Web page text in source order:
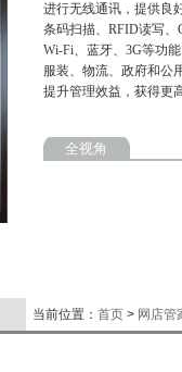
软件产品
快
进行无线通讯，提供良
条码扫描、RFID读写、
Wi-Fi、蓝牙、3G等功
服装、物流、政府和公
提升管理效益，获得更
全视角
当前位置： 首页 > 网店管